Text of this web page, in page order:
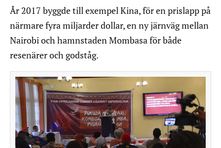
År 2017 byggde till exempel Kina, för en prislapp på
närmare fyra miljarder dollar, en ny järnväg mellan
Nairobi och hamnstaden Mombasa för både
resenärer och godståg.